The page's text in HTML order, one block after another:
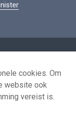
cookies. Om
website ook
vereist is.